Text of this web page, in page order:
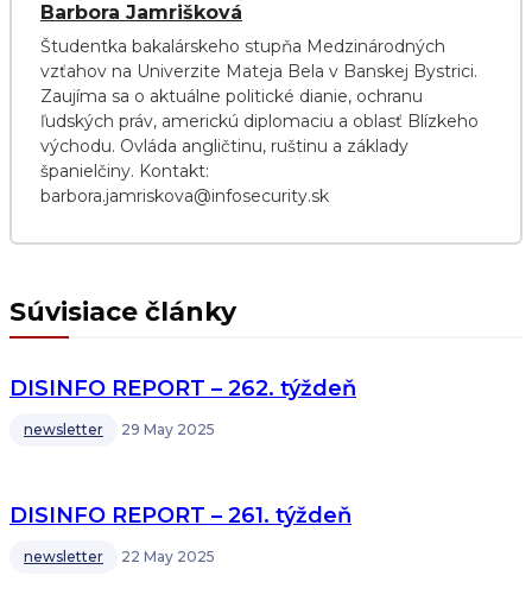
Barbora Jamrišková
Študentka bakalárskeho stupňa Medzinárodných
vzťahov na Univerzite Mateja Bela v Banskej Bystrici.
Zaujíma sa o aktuálne politické dianie, ochranu
ľudských práv, americkú diplomaciu a oblasť Blízkeho
východu. Ovláda angličtinu, ruštinu a základy
španielčiny. Kontakt:
barbora.jamriskova@infosecurity.sk
Súvisiace články
DISINFO REPORT – 262. týždeň
newsletter 29 May 2025
DISINFO REPORT – 261. týždeň
newsletter 22 May 2025